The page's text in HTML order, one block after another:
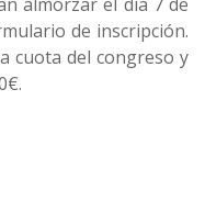
de inscripción.
cuota del congreso y